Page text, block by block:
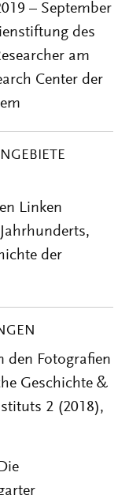
– September
des
am
Center der
Linken
der
den Fotografien
Geschichte &
2 (2018),